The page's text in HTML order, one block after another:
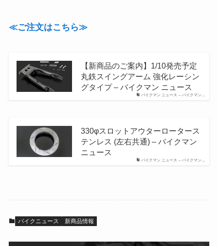
≪ご注文はこちら≫
バイクマン ニュース – バイクマン…
【新商品のご案内】1/10発売予定
丸鉄スイングアーム 強化レーシン
グタイプ – バイクマン ニュース
バイクマン ニュース – バイクマン…
330φスロットアウターロータース
テンレス (左右共通) – バイクマン
ニュース
バイクニュース 新商品情報